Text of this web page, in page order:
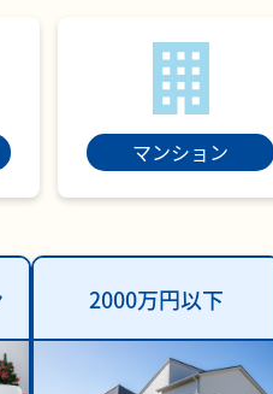
マンション
2000万円以下